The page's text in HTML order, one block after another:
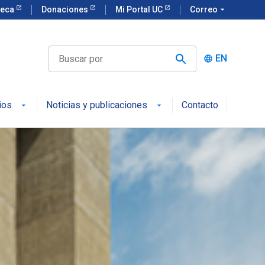
Donaciones Mi Portal UC Correo arrow_drop_down
language EN
Noticias y publicaciones Contacto